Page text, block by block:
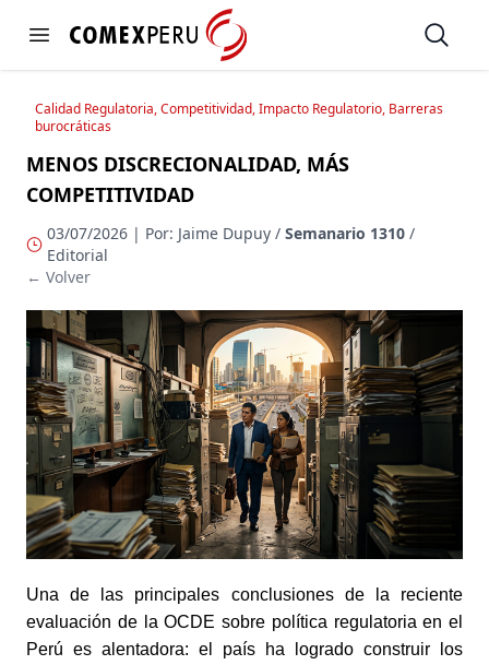
Open menu
https://www.comexperu.org.pe Open
Calidad Regulatoria, Competitividad, Impacto Regulatorio, Barreras
burocráticas
MENOS DISCRECIONALIDAD, MÁS
COMPETITIVIDAD
03/07/2026 | Por: Jaime Dupuy /Semanario 1310 /
Editorial
← Volver
Una de las principales conclusiones de la reciente
evaluación de la OCDE sobre política regulatoria en el
Perú es alentadora: el país ha logrado construir los